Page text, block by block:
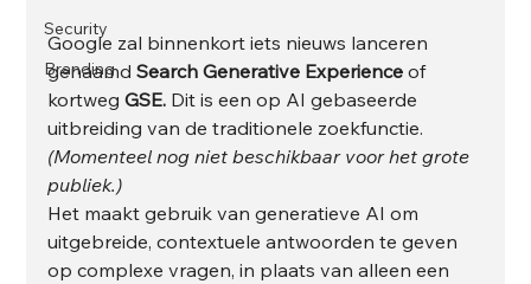
Security
Branding
Google zal binnenkort iets nieuws lanceren
genaamd Search Generative Experience of
kortweg GSE. Dit is een op AI gebaseerde
uitbreiding van de traditionele zoekfunctie.
(Momenteel nog niet beschikbaar voor het grote
publiek.)
Het maakt gebruik van generatieve AI om
uitgebreide, contextuele antwoorden te geven
op complexe vragen, in plaats van alleen een